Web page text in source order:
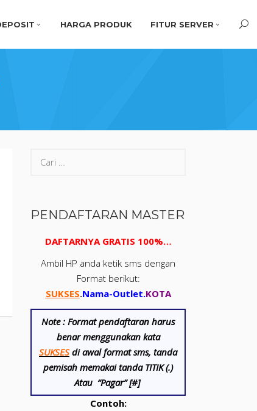
HARGA PRODUK FITUR SERVER
PENDAFTARAN MASTER
DAFTARNYA GRATIS 100%…
Ambil HP anda ketik sms dengan
Format berikut:
SUKSES.Nama-Outlet.KOTA
Note : Format pendaftaran harus
benar menggunakan kata
SUKSESdi awal format sms, tanda
pemisah memakai tanda TITIK (.)
Atau “Pagar” [#]
Contoh: